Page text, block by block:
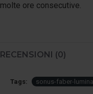
molte ore consecutive.
RECENSIONI (0)
Tags: sonus-faber-